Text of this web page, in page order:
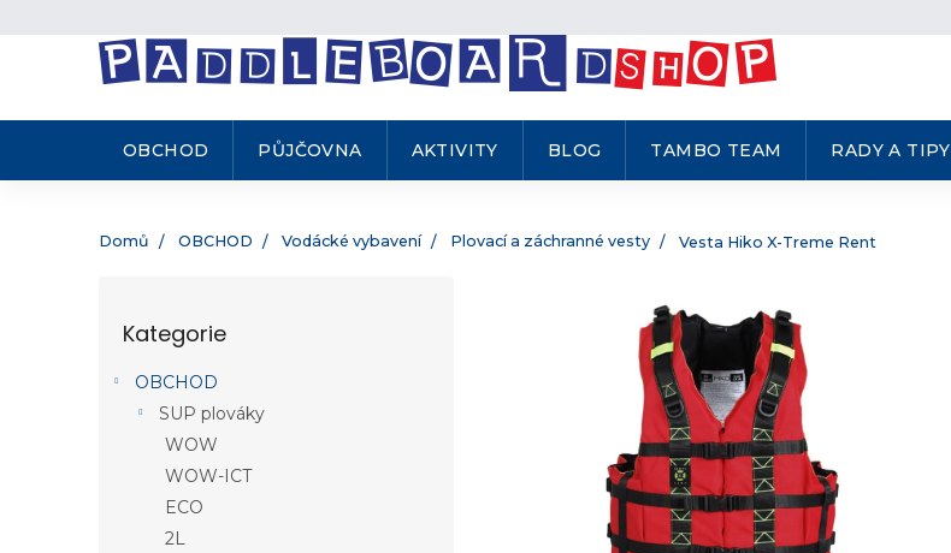
Přejít
OBCHOD PŮJČOVNA AKTIVITY BLOG TAMBO TEAM RADY A TIPY
Domů OBCHOD Vodácké vybavení Plovací a záchranné vesty Vesta Hiko X-Treme Rent
Přeskočit
kategorie
Kategorie
OBCHOD
SUP plováky
WOW
WOW-ICT
ECO
2L